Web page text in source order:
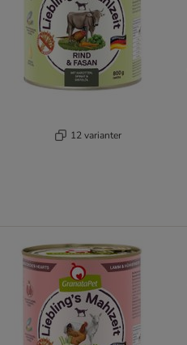
12 varianter